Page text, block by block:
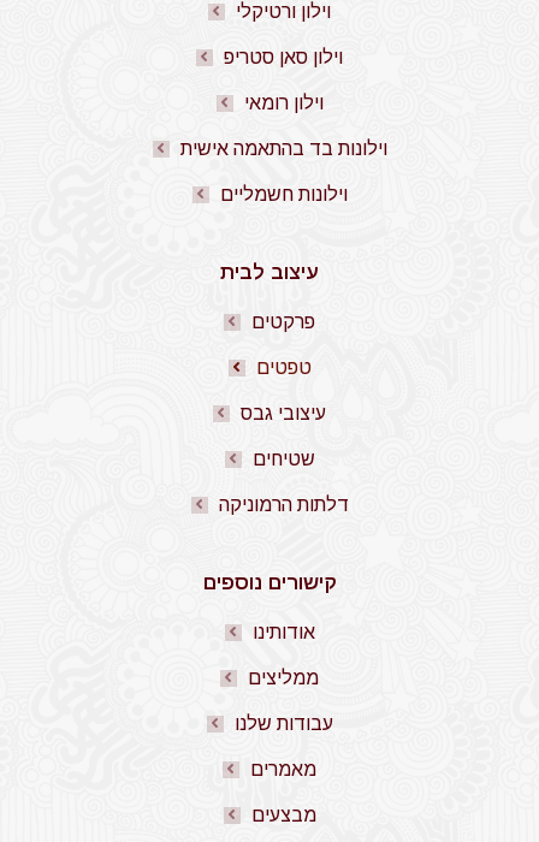
וילון ורטיקלי
וילון סאן סטריפ
וילון רומאי
וילונות בד בהתאמה אישית
וילונות חשמליים
עיצוב לבית
פרקטים
טפטים
עיצובי גבס
שטיחים
דלתות הרמוניקה
קישורים נוספים
אודותינו
ממליצים
עבודות שלנו
מאמרים
מבצעים